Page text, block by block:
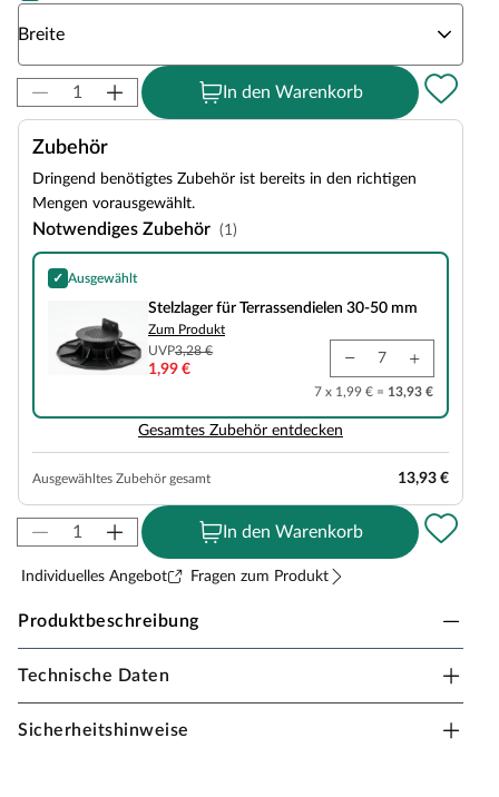
Breite
In den Warenkorb
Zubehör
Dringend benötigtes Zubehör ist bereits in den richtigen
Mengen vorausgewählt.
Notwendiges Zubehör (1)
✓ Ausgewählt
Stelzlager für Terrassendielen 30-50 mm
Stelzlager für Terrassendielen 30-50 mm
Zum Produkt
UVP3,28 €
1,99 €
7 x 1,99 € = 13,93 €
Gesamtes Zubehör entdecken
Ausgewähltes Zubehör gesamt 13,93 €
In den Warenkorb
Individuelles Angebot Fragen zum Produkt
Produktbeschreibung
Silvadec Universalprofil Exotic Braun
Profile rahmen deine Terrasse optisch ästhetisch ein. Das
Technische Daten
Sicherheitshinweise